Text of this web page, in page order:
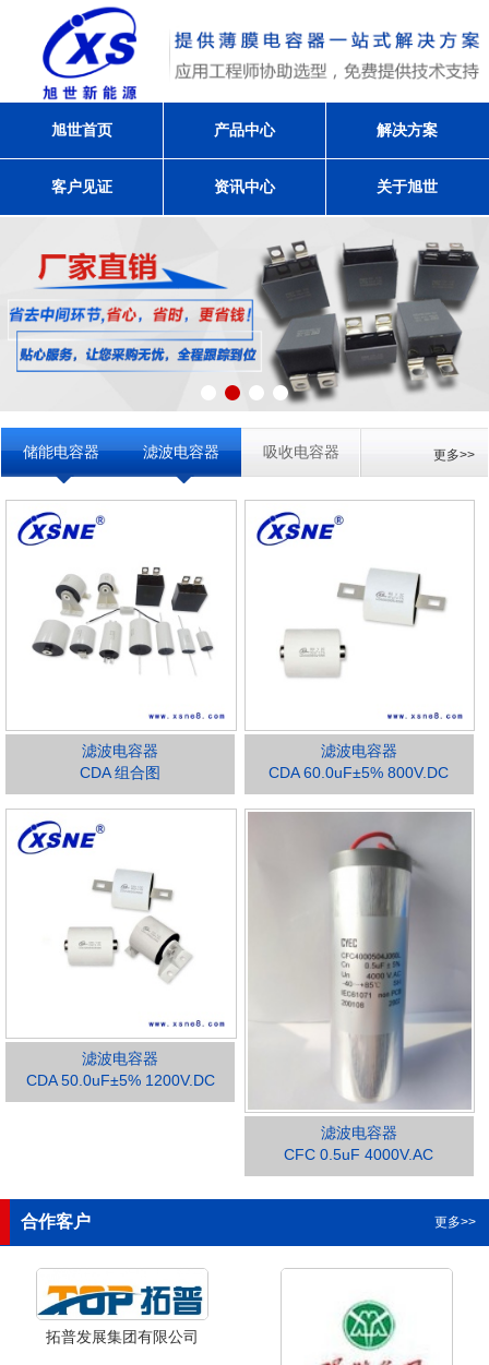
旭世首页 产品中心 解决方案
客户见证 资讯中心 关于旭世
储能电容器 滤波电容器 吸收电容器 更多>>
滤波电容器
CDA 组合图
滤波电容器
CDA 60.0uF±5% 800V.DC
滤波电容器
CDA 50.0uF±5% 1200V.DC
滤波电容器
CFC 0.5uF 4000V.AC
合作客户 更多>>
拓普发展集团有限公司